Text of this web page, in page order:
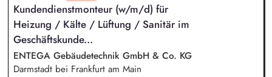
der Fläche und entwickelst unsere Fachhändler stetig weiter.
Die Gewinnung neuer Partner, diese emotional zu binden
und langfristig zu begleiten fällt ebenfalls in deinen
Aufgabenbereich. Du nimmst aktiv an Messen teil und führst
Motivationsveranstaltungen und Händlerschulungen durch.
Kundendienstmonteur (w/m/d) für
Heizung / Kälte / Lüftung / Sanitär im
Geschäftskunde...
ENTEGA Gebäudetechnik GmbH & Co. KG
Darmstadt bei Frankfurt am Main